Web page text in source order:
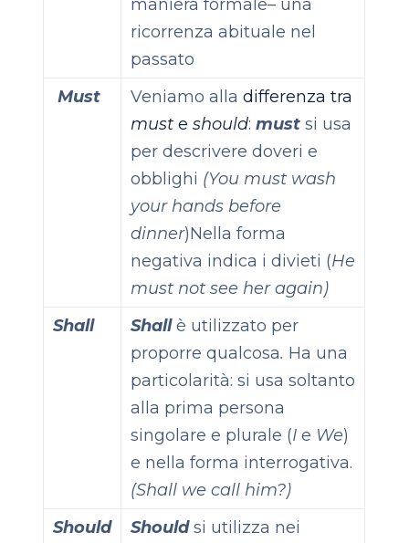
maniera formale– una
ricorrenza abituale nel
passato
Must
Veniamo alladifferenza tra
musteshould:mustsi usa
per descrivere doveri e
obblighi (You must wash
your hands before
dinner)Nella forma
negativa indica i divieti (He
must not see her again)
Shall
Shallè utilizzato per
proporre qualcosa. Ha una
particolarità: si usa soltanto
alla prima persona
singolare e plurale (Ie We)
e nella forma interrogativa.
(Shall we call him?)
Should
Shouldsi utilizza nei